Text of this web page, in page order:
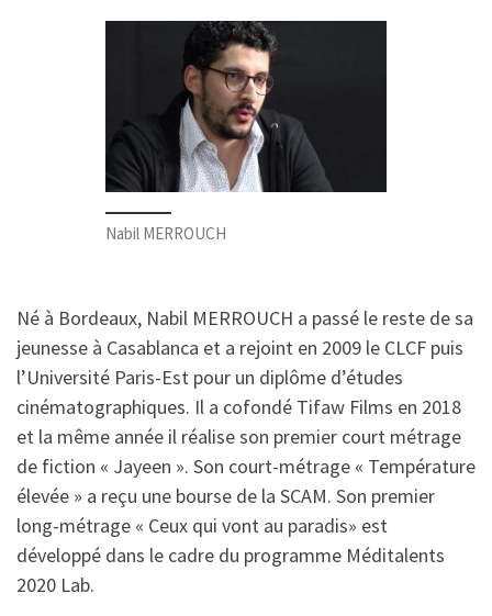
Nabil MERROUCH
Né à Bordeaux, Nabil MERROUCH a passé le reste de sa
jeunesse à Casablanca et a rejoint en 2009 le CLCF puis
l’Université Paris-Est pour un diplôme d’études
cinématographiques. Il a cofondé Tifaw Films en 2018
et la même année il réalise son premier court métrage
de fiction « Jayeen ». Son court-métrage « Température
élevée » a reçu une bourse de la SCAM. Son premier
long-métrage « Ceux qui vont au paradis» est
développé dans le cadre du programme Méditalents
2020 Lab.